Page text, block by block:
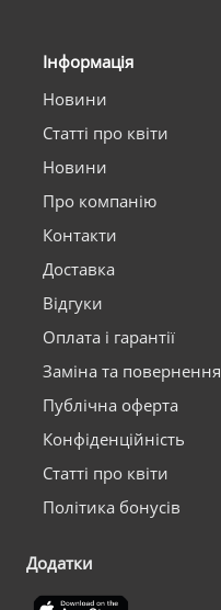
Інформація
Новини
Статті про квіти
Новини
Про компанію
Контакти
Доставка
Відгуки
Оплата і гарантії
Заміна та повернення
Публічна оферта
Конфіденційність
Статті про квіти
Політика бонусів
Додатки